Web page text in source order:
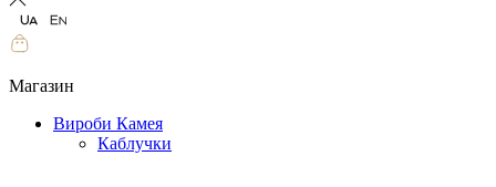
Магазин
Вироби Камея
Каблучки